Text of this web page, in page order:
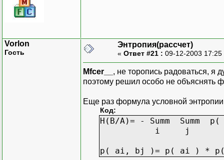
for(i=0; i<
//Теперь
double
for(i=0; i<
//Далее
double sum=0;
for(i=0; i<
delete []freq;
Vorlon
Гость
Энтропия(рассчет)
« Ответ #21 : 09-12-2003
Mfcer__ , не торопись радоваться, я
поэтому решил особо не объяснять
Еще раз формула условной энтропии
Код:
H(B/A)= - Summ
i j
p( ai, bj )= p( ai ) *